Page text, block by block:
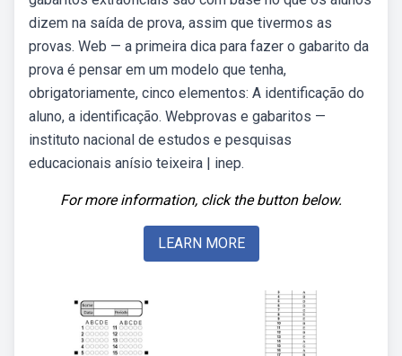
dizem na saída de prova, assim que tivermos as
provas. Web — a primeira dica para fazer o gabarito da
prova é pensar em um modelo que tenha,
obrigatoriamente, cinco elementos: A identificação do
aluno, a identificação. Webprovas e gabaritos —
instituto nacional de estudos e pesquisas
educacionais anísio teixeira | inep.
For more information, click the button below.
LEARN MORE